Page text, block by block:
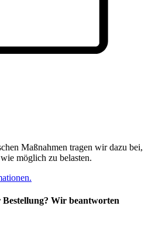
Maßnahmen tragen wir dazu bei,
möglich zu belasten.
Wir beantworten